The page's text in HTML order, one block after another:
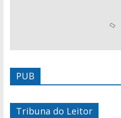
PUB
Tribuna do Leitor